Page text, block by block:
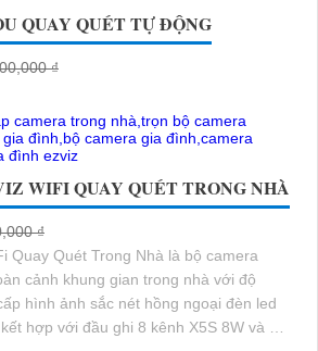
QUAY QUÉT TỰ ĐỘNG
₫
WIFI QUAY QUÉT TRONG NHÀ
₫
Quay Quét Trong Nhà là bộ camera
cảnh khung gian trong nhà với độ
hình ảnh sắc nét hồng ngoại đèn led
hợp với đầu ghi 8 kênh X5S 8W và ổ